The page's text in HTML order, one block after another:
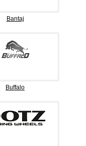
Bantaj
Buffalo